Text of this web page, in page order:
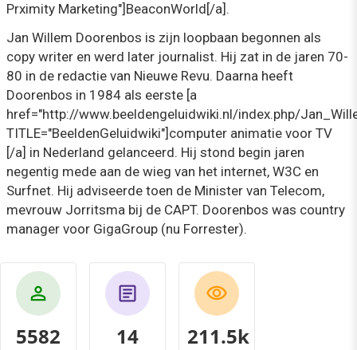
Prximity Marketing"]BeaconWorld[/a].
Jan Willem Doorenbos is zijn loopbaan begonnen als
copy writer en werd later journalist. Hij zat in de jaren 70-
80 in de redactie van Nieuwe Revu. Daarna heeft
Doorenbos in 1984 als eerste [a
href="http://www.beeldengeluidwiki.nl/index.php/
TITLE="BeeldenGeluidwiki"]computer animatie voor TV
[/a] in Nederland gelanceerd. Hij stond begin jaren
negentig mede aan de wieg van het internet, W3C en
Surfnet. Hij adviseerde toen de Minister van Telecom,
mevrouw Jorritsma bij de CAPT. Doorenbos was country
manager voor GigaGroup (nu Forrester).
5582 14 235.7k